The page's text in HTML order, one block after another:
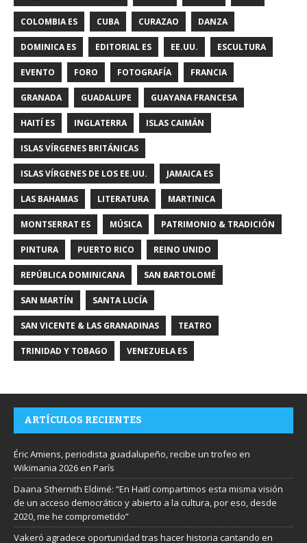
COLOMBIA ES CUBA CURAZAO DANZA
DOMINICA ES EDITORIAL ES EE.UU. ESCULTURA
EVENTO FORO FOTOGRAFÍA FRANCIA
GRANADA GUADALUPE GUAYANA FRANCESA
HAITÍ ES INGLATERRA ISLAS CAIMÁN
ISLAS VÍRGENES BRITÁNICAS
ISLAS VÍRGENES DE LOS EE.UU. JAMAICA ES
LAS BAHAMAS LITERATURA MARTINICA
MONTSERRAT ES MÚSICA PATRIMONIO & TRADICIÓN
PINTURA PUERTO RICO REINO UNIDO
REPÚBLICA DOMINICANA SAN BARTOLOMÉ
SAN MARTÍN SANTA LUCÍA
SAN VICENTE & LAS GRANADINAS TEATRO
TRINIDAD Y TOBAGO VENEZUELA ES
ARTÍCULOS RECIENTES
Éric Amiens, periodista guadalupeño, recibe un trofeo en
Wikimania 2026 en París
Daana Sthernith Eldimé: “En Haití compartimos esta misma visión
de un acceso democrático y abierto a la cultura, por eso, desde
2020, me he comprometido”
Vakeró agradece oportunidad tras hacer historia cantando en